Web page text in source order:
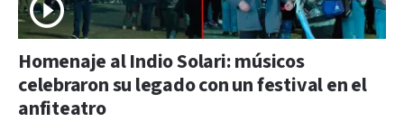
Homenaje al Indio Solari: músicos
celebraron su legado con un festival en el
anfiteatro